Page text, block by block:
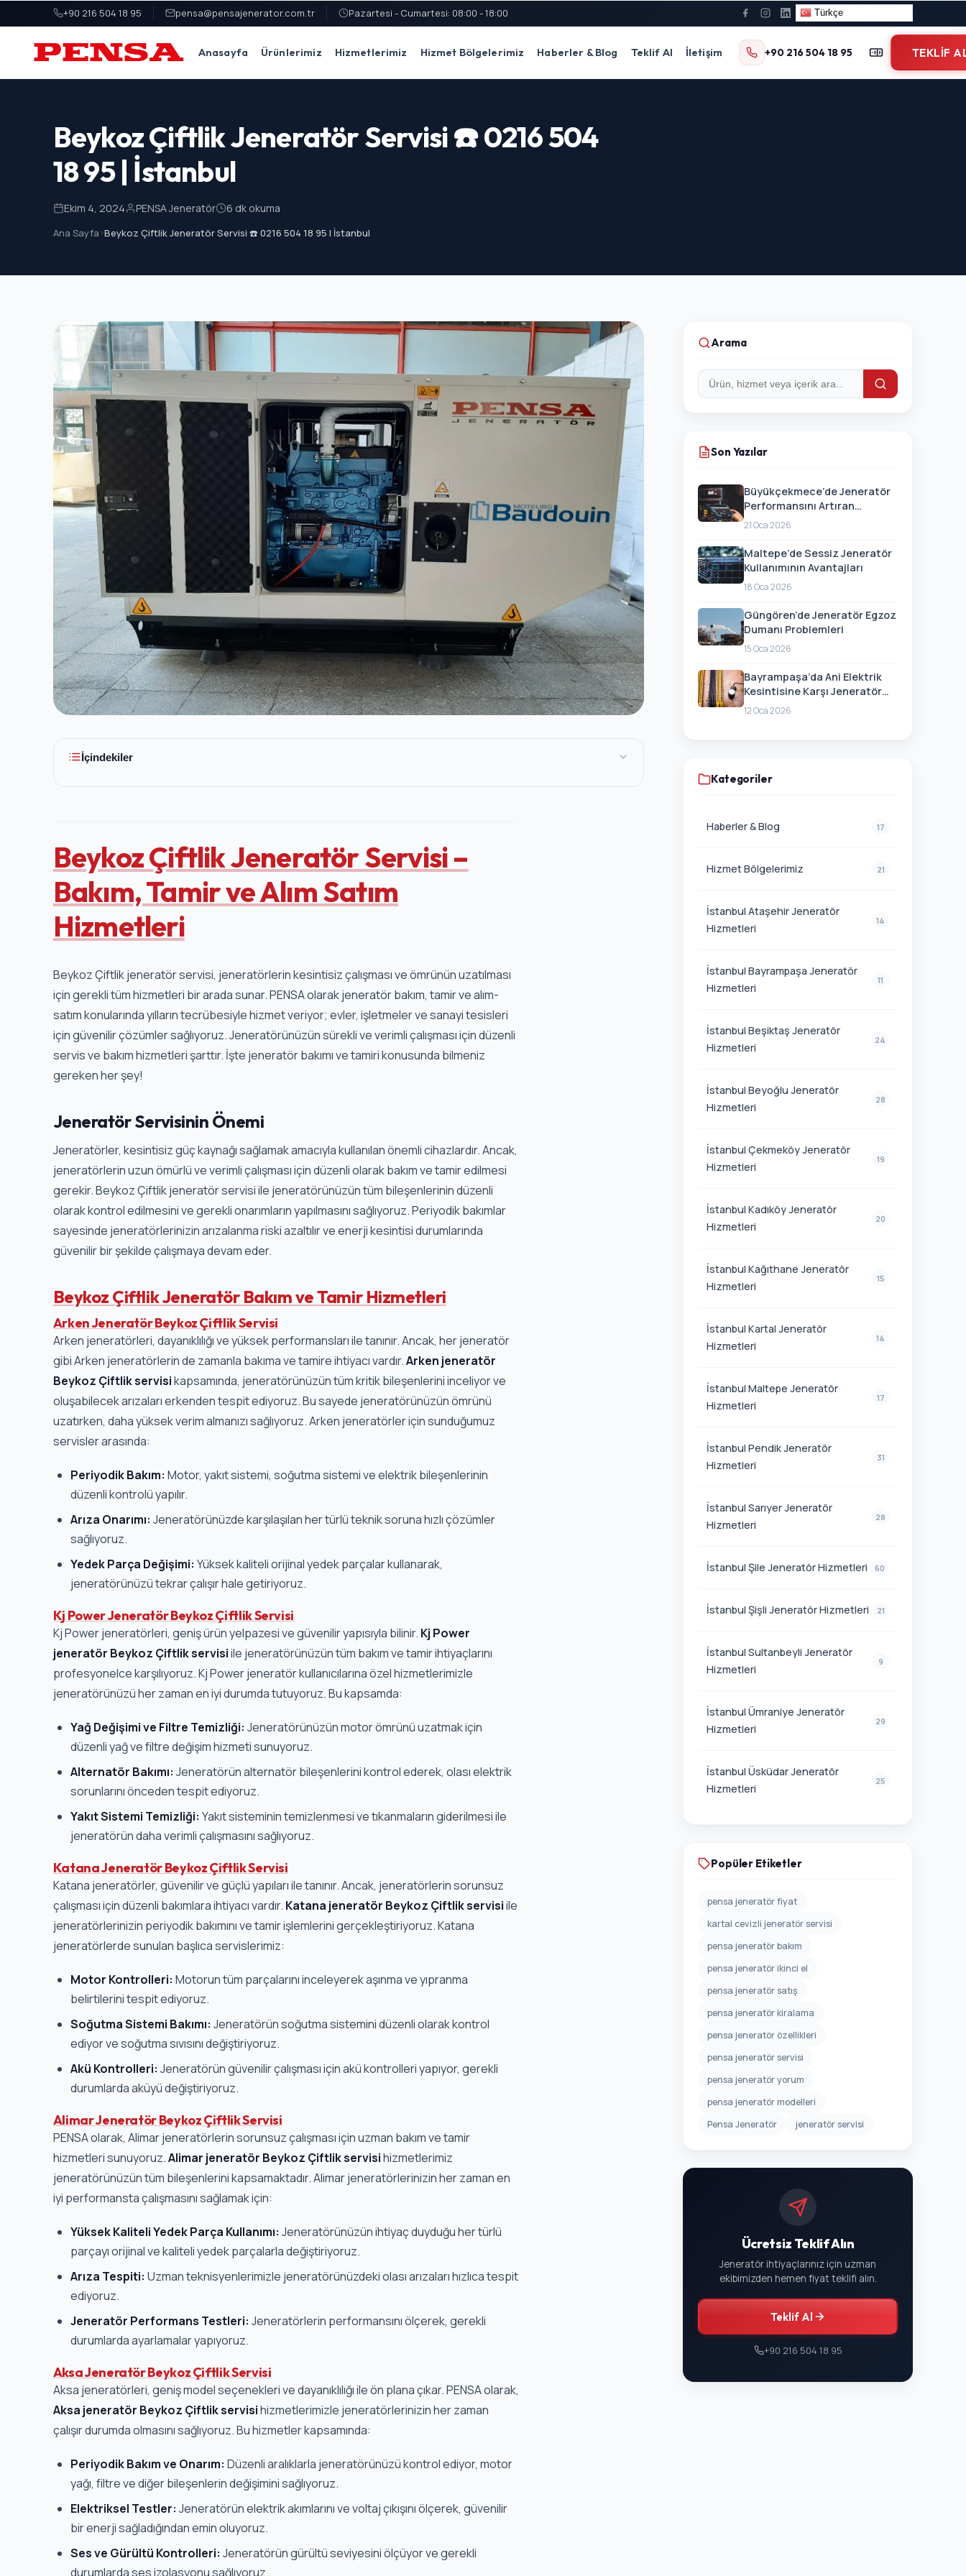
+90 216 504 18 95 pensa@pensajenerator.com.tr Pazartesi - Cumartesi: 08:00 - 18:00 Türkçe
PENSA Generator
Anasayfa Ürünlerimiz Hizmetlerimiz Hizmet Bölgelerimiz Haberler & Blog Teklif Al İletişim +90 216 504 18 95 TEKLIF
Beykoz Çiftlik Jeneratör Servisi ☎️ 0216 504
18 95 | İstanbul
Ekim 4, 2024 PENSA Jeneratör 6 dk okuma
Ana Sayfa>Beykoz Çiftlik Jeneratör Servisi ☎️ 0216 504 18 95 | İstanbul
İçindekiler
Beykoz Çiftlik Jeneratör Servisi –
Bakım, Tamir ve Alım Satım
Hizmetleri
Beykoz Çiftlik jeneratör servisi, jeneratörlerin kesintisiz çalışması ve ömrünün uzatılması
için gerekli tüm hizmetleri bir arada sunar. PENSA olarak jeneratör bakım, tamir ve alım-
satım konularında yılların tecrübesiyle hizmet veriyor; evler, işletmeler ve sanayi tesisleri
için güvenilir çözümler sağlıyoruz. Jeneratörünüzün sürekli ve verimli çalışması için düzenli
servis ve bakım hizmetleri şarttır. İşte jeneratör bakımı ve tamiri konusunda bilmeniz
gereken her şey!
Jeneratör Servisinin Önemi
Jeneratörler, kesintisiz güç kaynağı sağlamak amacıyla kullanılan önemli cihazlardır. Ancak,
jeneratörlerin uzun ömürlü ve verimli çalışması için düzenli olarak bakım ve tamir edilmesi
gerekir. Beykoz Çiftlik jeneratör servisi ile jeneratörünüzün tüm bileşenlerinin düzenli
olarak kontrol edilmesini ve gerekli onarımların yapılmasını sağlıyoruz. Periyodik bakımlar
sayesinde jeneratörlerinizin arızalanma riski azaltılır ve enerji kesintisi durumlarında
güvenilir bir şekilde çalışmaya devam eder.
Beykoz Çiftlik Jeneratör Bakım ve Tamir Hizmetleri
Arken Jeneratör Beykoz Çiftlik Servisi
Arken jeneratörleri, dayanıklılığı ve yüksek performansları ile tanınır. Ancak, her jeneratör
gibi Arken jeneratörlerin de zamanla bakıma ve tamire ihtiyacı vardır.Arken jeneratör
Beykoz Çiftlik servisikapsamında, jeneratörünüzün tüm kritik bileşenlerini inceliyor ve
oluşabilecek arızaları erkenden tespit ediyoruz. Bu sayede jeneratörünüzün ömrünü
uzatırken, daha yüksek verim almanızı sağlıyoruz. Arken jeneratörler için sunduğumuz
servisler arasında:
Periyodik Bakım: Motor, yakıt sistemi, soğutma sistemi ve elektrik bileşenlerinin
düzenli kontrolü yapılır.
Arıza Onarımı: Jeneratörünüzde karşılaşılan her türlü teknik soruna hızlı çözümler
sağlıyoruz.
Yedek Parça Değişimi: Yüksek kaliteli orijinal yedek parçalar kullanarak,
jeneratörünüzü tekrar çalışır hale getiriyoruz.
Kj Power Jeneratör Beykoz Çiftlik Servisi
Kj Power jeneratörleri, geniş ürün yelpazesi ve güvenilir yapısıyla bilinir. Kj Power
jeneratör Beykoz Çiftlik servisiile jeneratörünüzün tüm bakım ve tamir ihtiyaçlarını
profesyonelce karşılıyoruz. Kj Power jeneratör kullanıcılarına özel hizmetlerimizle
jeneratörünüzü her zaman en iyi durumda tutuyoruz. Bu kapsamda:
Yağ Değişimi ve Filtre Temizliği: Jeneratörünüzün motor ömrünü uzatmak için
düzenli yağ ve filtre değişim hizmeti sunuyoruz.
Alternatör Bakımı: Jeneratörün alternatör bileşenlerini kontrol ederek, olası elektrik
sorunlarını önceden tespit ediyoruz.
Yakıt Sistemi Temizliği: Yakıt sisteminin temizlenmesi ve tıkanmaların giderilmesi ile
jeneratörün daha verimli çalışmasını sağlıyoruz.
Katana Jeneratör Beykoz Çiftlik Servisi
Katana jeneratörler, güvenilir ve güçlü yapıları ile tanınır. Ancak, jeneratörlerin sorunsuz
çalışması için düzenli bakımlara ihtiyacı vardır. Katana jeneratör Beykoz Çiftlik servisiile
jeneratörlerinizin periyodik bakımını ve tamir işlemlerini gerçekleştiriyoruz. Katana
jeneratörlerde sunulan başlıca servislerimiz:
Motor Kontrolleri: Motorun tüm parçalarını inceleyerek aşınma ve yıpranma
belirtilerini tespit ediyoruz.
Soğutma Sistemi Bakımı: Jeneratörün soğutma sistemini düzenli olarak kontrol
ediyor ve soğutma sıvısını değiştiriyoruz.
Akü Kontrolleri: Jeneratörün güvenilir çalışması için akü kontrolleri yapıyor, gerekli
durumlarda aküyü değiştiriyoruz.
Alimar Jeneratör Beykoz Çiftlik Servisi
PENSA olarak, Alimar jeneratörlerin sorunsuz çalışması için uzman bakım ve tamir
hizmetleri sunuyoruz.Alimar jeneratör Beykoz Çiftlik servisihizmetlerimiz
jeneratörünüzün tüm bileşenlerini kapsamaktadır. Alimar jeneratörlerinizin her zaman en
iyi performansta çalışmasını sağlamak için:
Yüksek Kaliteli Yedek Parça Kullanımı: Jeneratörünüzün ihtiyaç duyduğu her türlü
parçayı orijinal ve kaliteli yedek parçalarla değiştiriyoruz.
Arıza Tespiti: Uzman teknisyenlerimizle jeneratörünüzdeki olası arızaları hızlıca tespit
ediyoruz.
Jeneratör Performans Testleri: Jeneratörlerin performansını ölçerek, gerekli
durumlarda ayarlamalar yapıyoruz.
Aksa Jeneratör Beykoz Çiftlik Servisi
Aksa jeneratörleri, geniş model seçenekleri ve dayanıklılığı ile ön plana çıkar. PENSA olarak,
Aksa jeneratör Beykoz Çiftlik servisihizmetlerimizle jeneratörlerinizin her zaman
çalışır durumda olmasını sağlıyoruz. Bu hizmetler kapsamında:
Periyodik Bakım ve Onarım: Düzenli aralıklarla jeneratörünüzü kontrol ediyor, motor
yağı, filtre ve diğer bileşenlerin değişimini sağlıyoruz.
Elektriksel Testler: Jeneratörün elektrik akımlarını ve voltaj çıkışını ölçerek, güvenilir
bir enerji sağladığından emin oluyoruz.
Ses ve Gürültü Kontrolleri: Jeneratörün gürültü seviyesini ölçüyor ve gerekli
durumlarda ses izolasyonu sağlıyoruz.
Arama
Arama:
Son Yazılar
Büyükçekmece’de Jeneratör
Performansını Artıran
Güncellemeler
21 Oca 2026
Maltepe’de Sessiz Jeneratör
Kullanımının Avantajları
18 Oca 2026
Güngören’de Jeneratör Egzoz
Dumanı Problemleri
15 Oca 2026
Bayrampaşa’da Ani Elektrik
Kesintisine Karşı Jeneratör
Hazırlığı
12 Oca 2026
Kategoriler
Haberler & Blog 17
Hizmet Bölgelerimiz 21
İstanbul Ataşehir Jeneratör
Hizmetleri
14
İstanbul Bayrampaşa Jeneratör
Hizmetleri
11
İstanbul Beşiktaş Jeneratör
Hizmetleri
24
İstanbul Beyoğlu Jeneratör
Hizmetleri
28
İstanbul Çekmeköy Jeneratör
Hizmetleri
19
İstanbul Kadıköy Jeneratör
Hizmetleri
20
İstanbul Kağıthane Jeneratör
Hizmetleri
15
İstanbul Kartal Jeneratör
Hizmetleri
14
İstanbul Maltepe Jeneratör
Hizmetleri
17
İstanbul Pendik Jeneratör
Hizmetleri
31
İstanbul Sarıyer Jeneratör
Hizmetleri
28
İstanbul Şile Jeneratör Hizmetleri 60
İstanbul Şişli Jeneratör Hizmetleri 21
İstanbul Sultanbeyli Jeneratör
Hizmetleri
9
İstanbul Ümraniye Jeneratör
Hizmetleri
29
İstanbul Üsküdar Jeneratör
Hizmetleri
25
Popüler Etiketler
pensa jeneratör fiyat
kartal cevizli jeneratör servisi
pensa jeneratör bakım
pensa jeneratör ikinci el
pensa jeneratör satış
pensa jeneratör kiralama
pensa jeneratör özellikleri
pensa jeneratör servisi
pensa jeneratör yorum
pensa jeneratör modelleri
Pensa Jeneratör
jeneratör servisi
Ücretsiz Teklif Alın
Jeneratör ihtiyaçlarınız için uzman
ekibimizden hemen fiyat teklifi alın.
Teklif Al
+90 216 504 18 95